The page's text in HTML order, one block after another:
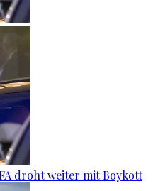
droht weiter mit Boykott